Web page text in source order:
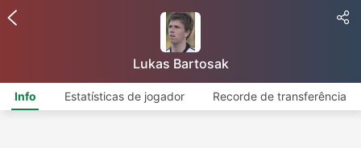
Lukas Bartosak
Info Estatísticas de jogador Recorde de transferência